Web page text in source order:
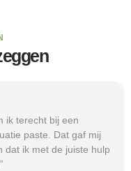
ik terecht bij een
paste. Dat gaf mij
dat ik met de juiste hulp